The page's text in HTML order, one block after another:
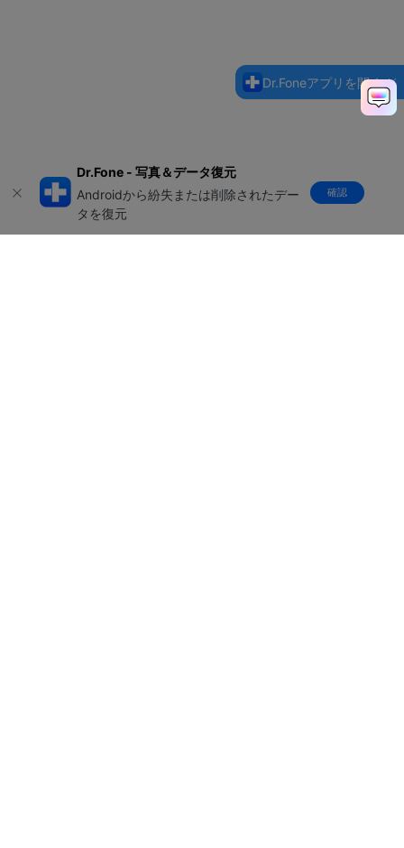
Dr.Fone - 写真＆データ復元
Androidから紛失または削除されたデー
タを復元
確認
Dr.Foneアプリを開く